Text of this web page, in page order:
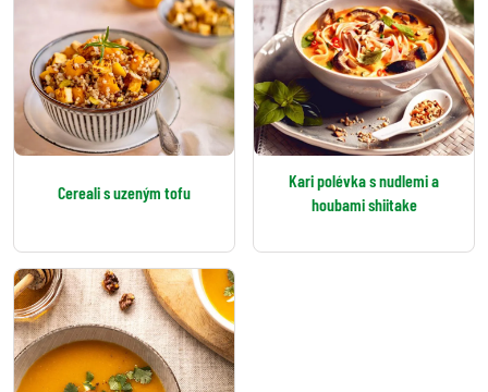
Cereali s uzeným tofu
Kari polévka s nudlemi a
houbami shiitake